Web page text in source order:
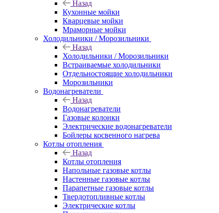
Назад
Кухонные мойки
Кварцевые мойки
Мраморные мойки
Холодильники / Морозильники
Назад
Холодильники / Морозильники
Встраиваемые холодильники
Отдельностоящие холодильники
Морозильники
Водонагреватели
Назад
Водонагреватели
Газовые колонки
Электрические водонагреватели
Бойлеры косвенного нагрева
Котлы отопления
Назад
Котлы отопления
Напольные газовые котлы
Настенные газовые котлы
Парапетные газовые котлы
Твердотопливные котлы
Электрические котлы